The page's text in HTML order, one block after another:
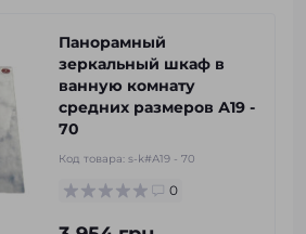
Панорамный
зеркальный шкаф в
ванную комнату
средних размеров А19 -
70
Код товара: s-k#А19 - 70
0